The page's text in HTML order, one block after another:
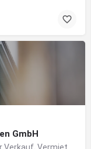
GmbH